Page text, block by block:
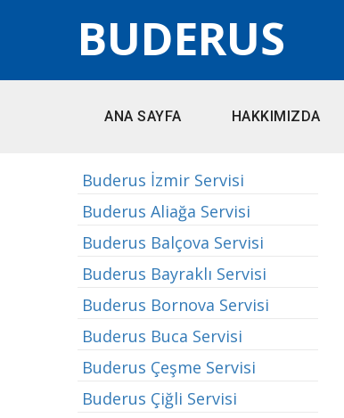
BUDERUS
ANA SAYFA HAKKIMIZDA
Buderus İzmir Servisi
Buderus Aliağa Servisi
Buderus Balçova Servisi
Buderus Bayraklı Servisi
Buderus Bornova Servisi
Buderus Buca Servisi
Buderus Çeşme Servisi
Buderus Çiğli Servisi